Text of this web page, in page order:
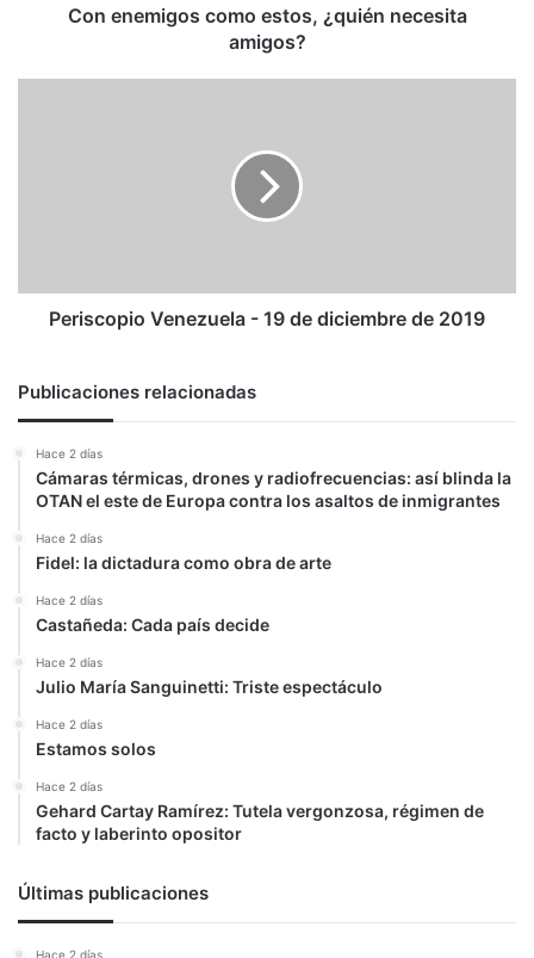
Con enemigos como estos, ¿quién necesita
amigos?
Periscopio Venezuela - 19 de diciembre de 2019
Publicaciones relacionadas
Hace 2 días
Cámaras térmicas, drones y radiofrecuencias: así blinda la
OTAN el este de Europa contra los asaltos de inmigrantes
Hace 2 días
Fidel: la dictadura como obra de arte
Hace 2 días
Castañeda: Cada país decide
Hace 2 días
Julio María Sanguinetti: Triste espectáculo
Hace 2 días
Estamos solos
Hace 2 días
Gehard Cartay Ramírez: Tutela vergonzosa, régimen de
facto y laberinto opositor
Últimas publicaciones
Hace 2 días